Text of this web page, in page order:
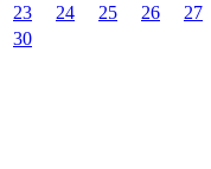
23
24 25 26 27
30